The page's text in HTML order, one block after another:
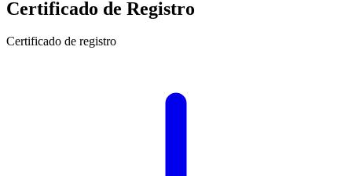
Certificado de Registro
Certificado de registro